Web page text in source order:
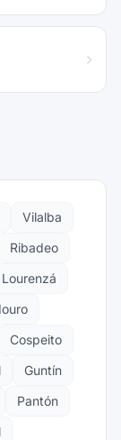
Vilalba
Ribadeo
Lourenzá
Cospeito
Guntín
Pantón